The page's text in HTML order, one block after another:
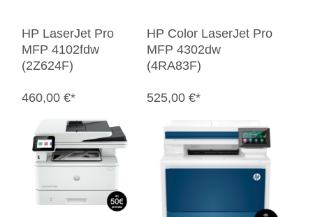
HP LaserJet Pro
MFP 4102fdw
(2Z624F)
460,00 €*
HP Color LaserJet Pro
MFP 4302dw
(4RA83F)
525,00 €*